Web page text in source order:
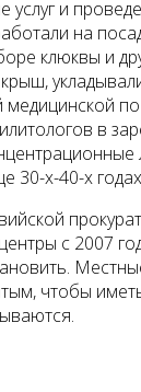
услуг и
на
клюквы и
крыш,
медицинской
в
30-х-40-х
с 2007
чтобы